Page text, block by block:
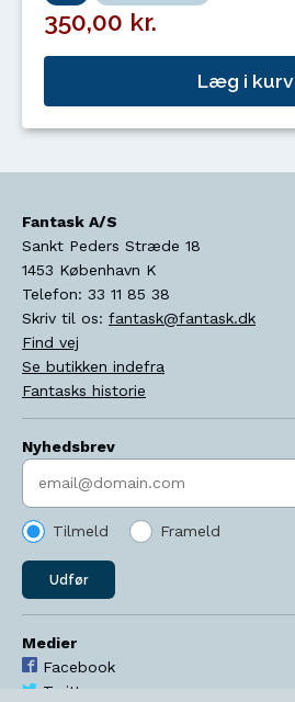
350,00 kr.
Læg i kurv
Fantask A/S
Sankt Peders Stræde 18
1453 København K
Telefon: 33 11 85 38
Skriv til os: fantask@fantask.dk
Find vej
Se butikken indefra
Fantasks historie
Nyhedsbrev
Indtast søgeord
Tilmeld Frameld
Udfør
Medier
Facebook
Twitter